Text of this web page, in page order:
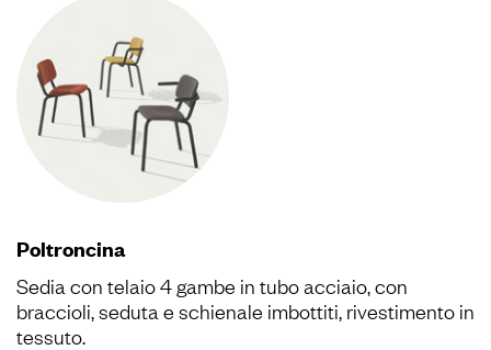
Poltroncina
Sedia con telaio 4 gambe in tubo acciaio, con
braccioli, seduta e schienale imbottiti, rivestimento in
tessuto.